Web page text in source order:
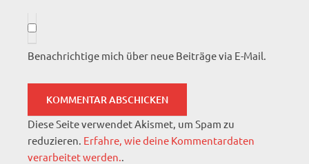
Benachrichtige mich über neue Beiträge via E-Mail.
Diese Seite verwendet Akismet, um Spam zu
reduzieren. Erfahre, wie deine Kommentardaten
verarbeitet werden..